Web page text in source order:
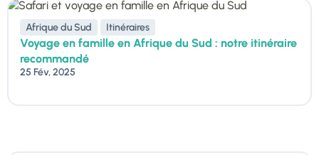
Afrique du Sud Itinéraires
Voyage en famille en Afrique du Sud : notre itinéraire
recommandé
25 Fév, 2025